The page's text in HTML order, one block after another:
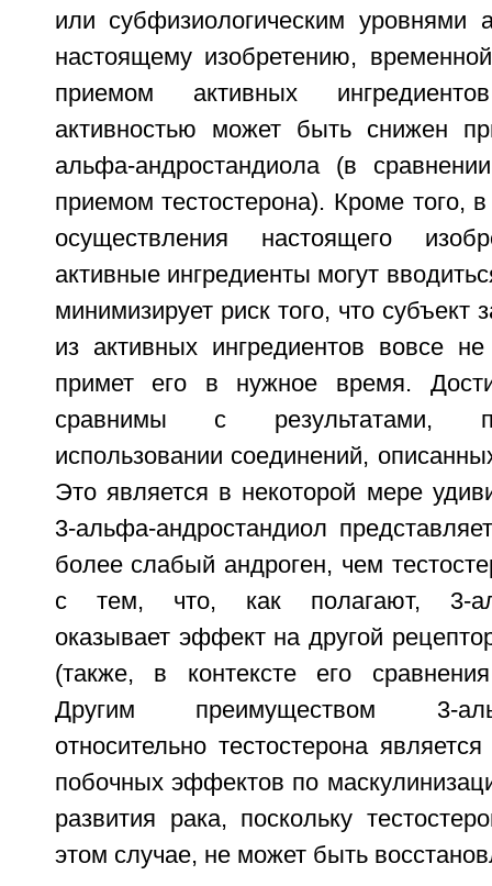
или субфизиологическим уровнями
настоящему изобретению,
приемом активных
активностью может быть снижен
альфа-андростандиола (в
приемом тестостерона). Кроме того,
осуществления настоящего
активные ингредиенты могут
минимизирует риск того, что субъект
из активных ингредиентов вовсе
примет его в нужное время.
сравнимы с результатами,
использовании соединений,
Это является в некоторой мере
3-альфа-андростандиол
более слабый андроген, чем
с тем, что, как полагают, 3-
оказывает эффект на другой
(также, в контексте его
Другим преимуществом 3-
относительно тестостерона
побочных эффектов по
развития рака, поскольку
этом случае, не может быть